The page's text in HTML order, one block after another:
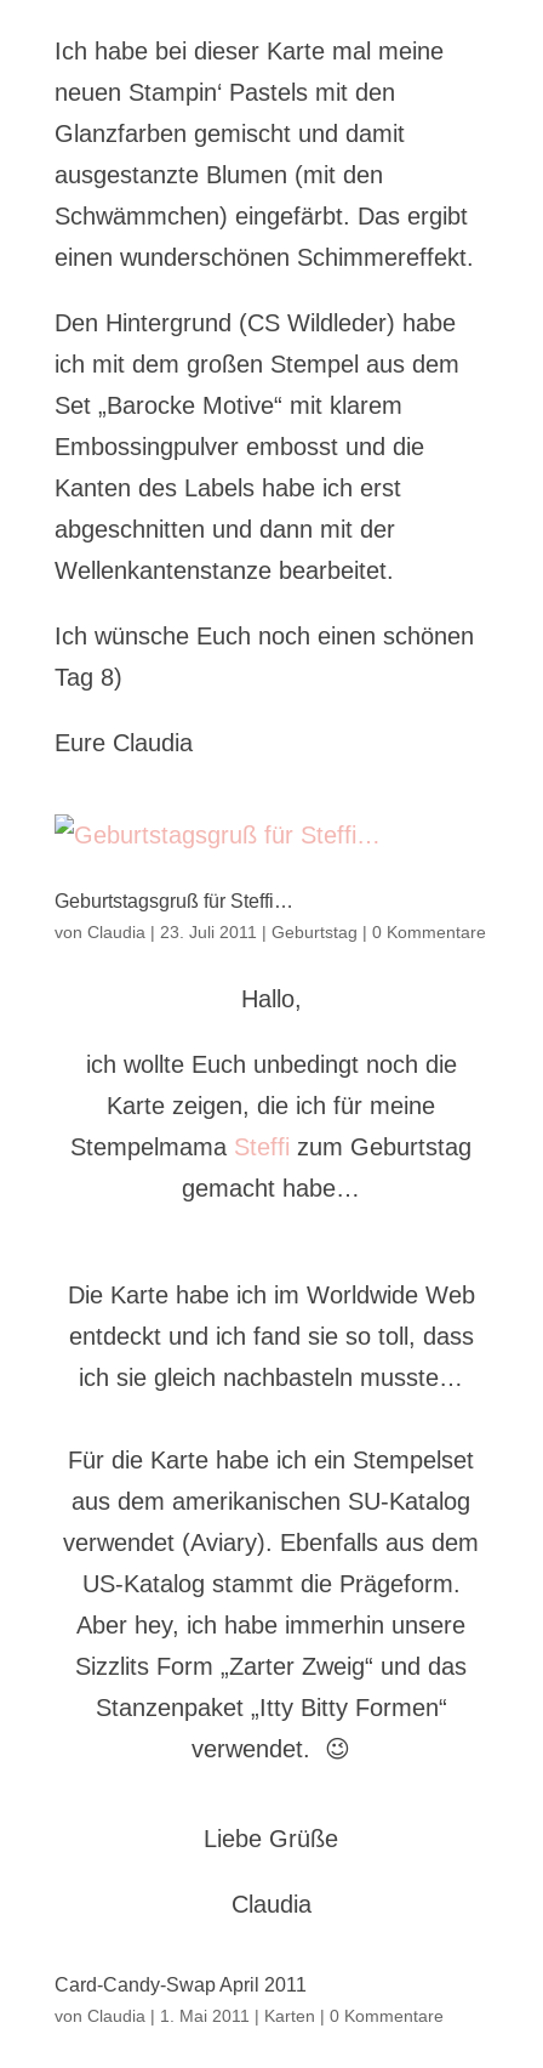
Ich habe bei dieser Karte mal meine
neuen Stampin‘ Pastels mit den
Glanzfarben gemischt und damit
ausgestanzte Blumen (mit den
Schwämmchen) eingefärbt. Das ergibt
einen wunderschönen Schimmereffekt.
Den Hintergrund (CS Wildleder) habe
ich mit dem großen Stempel aus dem
Set „Barocke Motive“ mit klarem
Embossingpulver embosst und die
Kanten des Labels habe ich erst
abgeschnitten und dann mit der
Wellenkantenstanze bearbeitet.
Ich wünsche Euch noch einen schönen
Tag 8)
Eure Claudia
Geburtstagsgruß für Steffi…
von Claudia | 23. Juli 2011 | Geburtstag | 0 Kommentare
Hallo,
ich wollte Euch unbedingt noch die
Karte zeigen, die ich für meine
Stempelmama Steffi zum Geburtstag
gemacht habe…
Die Karte habe ich im Worldwide Web
entdeckt und ich fand sie so toll, dass
ich sie gleich nachbasteln musste…
Für die Karte habe ich ein Stempelset
aus dem amerikanischen SU-Katalog
verwendet (Aviary). Ebenfalls aus dem
US-Katalog stammt die Prägeform.
Aber hey, ich habe immerhin unsere
Sizzlits Form „Zarter Zweig“ und das
Stanzenpaket „Itty Bitty Formen“
verwendet. 😉
Liebe Grüße
Claudia
Card-Candy-Swap April 2011
von Claudia | 1. Mai 2011 | Karten | 0 Kommentare